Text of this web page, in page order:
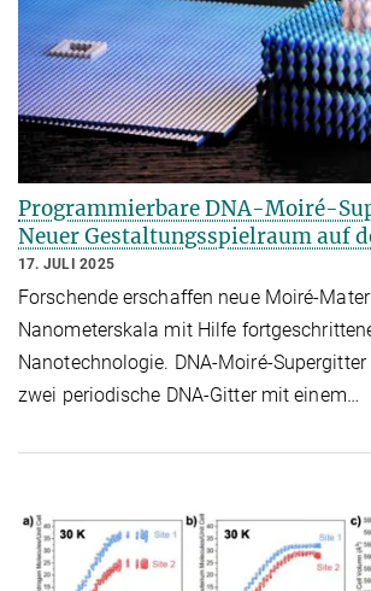
Programmierbare DNA-Moiré-
Neuer Gestaltungsspielraum auf
17. JULI 2025
Forschende erschaffen neue Moiré-
Nanometerskala mit Hilfe
Nanotechnologie. DNA-Moiré-
zwei periodische DNA-Gitter mit einem…